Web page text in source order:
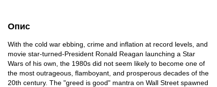
Опис
With the cold war ebbing, crime and inflation at record levels, and
movie star-turned-President Ronald Reagan launching a Star
Wars of his own, the 1980s did not seem likely to become one of
the most outrageous, flamboyant, and prosperous decades of the
20th century. The "greed is good" mantra on Wall Street spawned